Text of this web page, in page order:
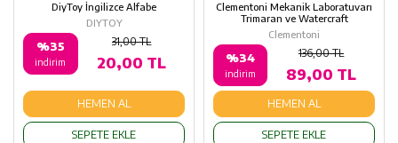
DiyToy İngilizce Alfabe
DIYTOY
%35
indirim
31,00 TL
20,00 TL
HEMEN AL
SEPETE EKLE
Clementoni Mekanik Laboratuvarı
Trimaran ve Watercraft
Clementoni
%34
indirim
136,00 TL
89,00 TL
HEMEN AL
SEPETE EKLE